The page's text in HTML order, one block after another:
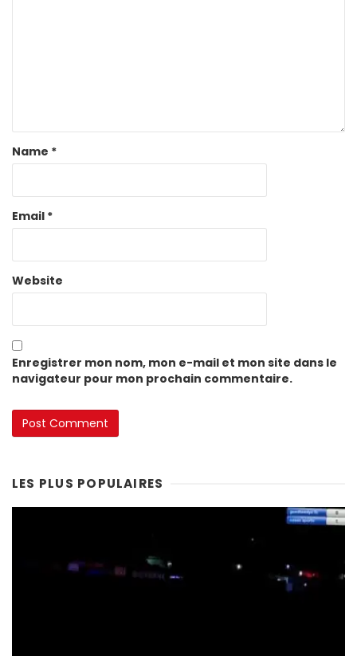
Name *
Email *
Website
Enregistrer mon nom, mon e-mail et mon site dans le
navigateur pour mon prochain commentaire.
LES PLUS POPULAIRES